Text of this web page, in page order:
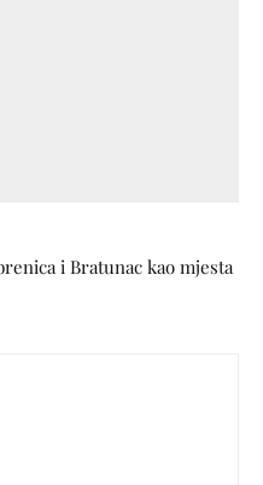
i Bratunac kao mjesta